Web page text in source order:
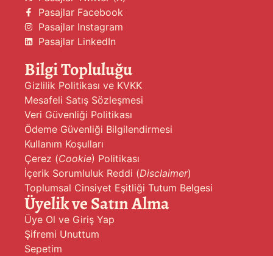
Pasajlar Facebook
Pasajlar Instagram
Pasajlar LinkedIn
Bilgi Topluluğu
Gizlilik Politikası ve KVKK
Mesafeli Satış Sözleşmesi
Veri Güvenliği Politikası
Ödeme Güvenliği Bilgilendirmesi
Kullanım Koşulları
Çerez (Cookie) Politikası
İçerik Sorumluluk Reddi (Disclaimer)
Toplumsal Cinsiyet Eşitliği Tutum Belgesi
Üyelik ve Satın Alma
Üye Ol ve Giriş Yap
Şifremi Unuttum
Sepetim